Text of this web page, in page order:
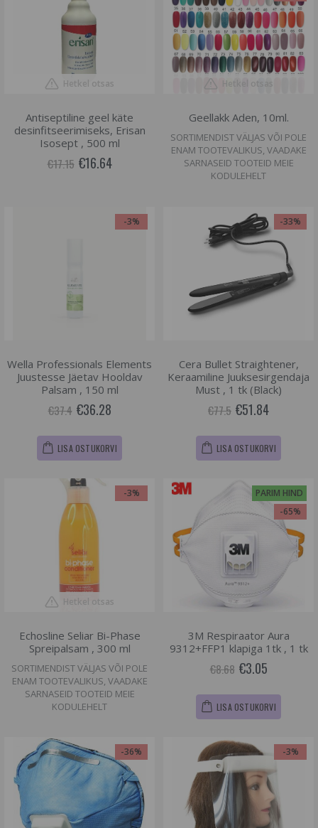
Hetkel otsas
Antiseptiline geel käte
desinfitseerimiseks, Erisan
Isosept , 500 ml
€17.15 €16.64
Hetkel otsas
Geellakk Aden, 10ml.
SORTIMENDIST VÄLJAS VÕI POLE
ENAM TOOTEVALIKUS, VAADAKE
SARNASEID TOOTEID MEIE
KODULEHELT
-3%
Wella Professionals Elements
Juustesse Jäetav Hooldav
Palsam , 150 ml
€37.4 €36.28
LISA OSTUKORVI
-33%
Cera Bullet Straightener,
Keraamiline Juuksesirgendaja
Must , 1 tk (Black)
€77.5 €51.84
LISA OSTUKORVI
-3%
Hetkel otsas
Echosline Seliar Bi-Phase
Spreipalsam , 300 ml
SORTIMENDIST VÄLJAS VÕI POLE
ENAM TOOTEVALIKUS, VAADAKE
SARNASEID TOOTEID MEIE
KODULEHELT
PARIM HIND
-65%
3M Respiraator Aura
9312+FFP1 klapiga 1tk , 1 tk
€8.68 €3.05
LISA OSTUKORVI
-36% -3%